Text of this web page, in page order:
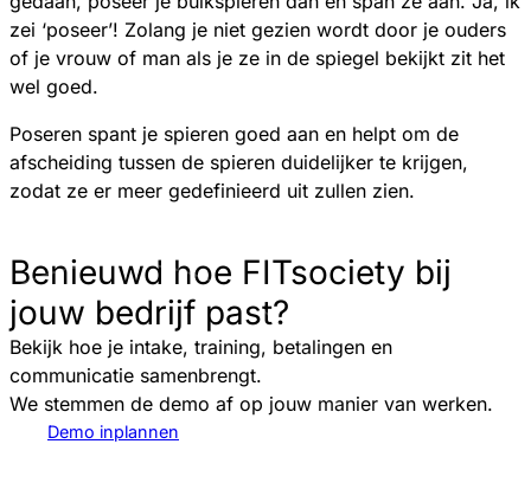
zei ‘poseer’! Zolang je niet gezien wordt door je ouders
of je vrouw of man als je ze in de spiegel bekijkt zit het
wel goed.
Poseren spant je spieren goed aan en helpt om de
afscheiding tussen de spieren duidelijker te krijgen,
zodat ze er meer gedefinieerd uit zullen zien.
Benieuwd hoe FITsociety bij
jouw bedrijf past?
Bekijk hoe je intake, training, betalingen en
communicatie samenbrengt.
We stemmen de demo af op jouw manier van werken.
Demo inplannen